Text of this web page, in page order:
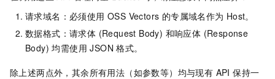
请求域名：必须使用 OSS Vectors 的专属域名作为 Host。
数据格式：请求体 (Request Body) 和响应体 (Response
Body) 均需使用 JSON 格式。
除上述两点外，其余所有用法（如参数等）均与现有 API 保持一